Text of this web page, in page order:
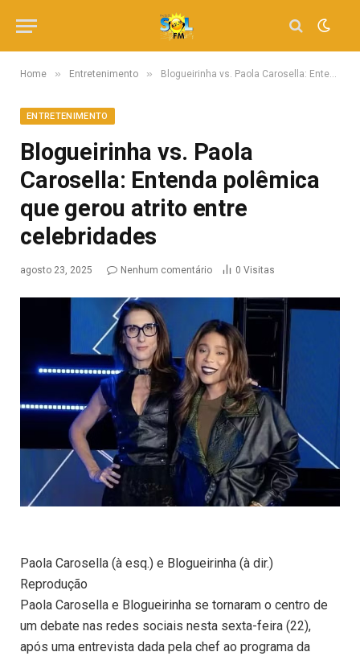
Home » Entretenimento » Blogueirinha vs. Paola Carosella: Entenda polêmica que gerou atrito entre celebridades
ENTRETENIMENTO
Blogueirinha vs. Paola
Carosella: Entenda polêmica
que gerou atrito entre
celebridades
agosto 23, 2025 Nenhum comentário 0 Visitas
Paola Carosella (à esq.) e Blogueirinha (à dir.)
Reprodução
Paola Carosella e Blogueirinha se tornaram o centro de
um debate nas redes sociais nesta sexta-feira (22),
após uma entrevista dada pela chef ao programa da